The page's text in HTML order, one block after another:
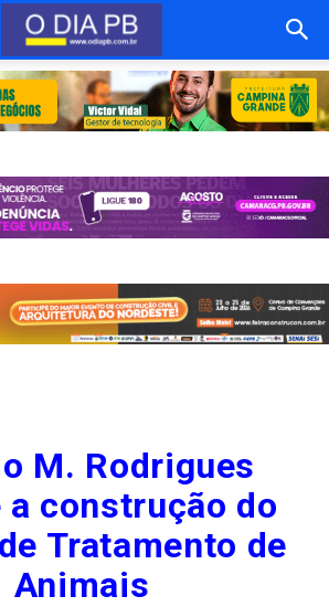
M. Rodrigues
a construção do
Tratamento de
Animais